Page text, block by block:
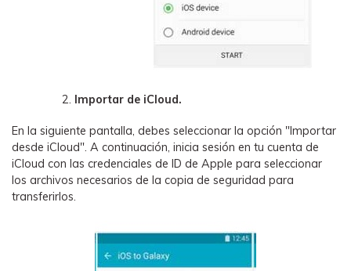
Importar de iCloud.
En la siguiente pantalla, debes seleccionar la opción "Importar
desde iCloud". A continuación, inicia sesión en tu cuenta de
iCloud con las credenciales de ID de Apple para seleccionar
los archivos necesarios de la copia de seguridad para
transferirlos.